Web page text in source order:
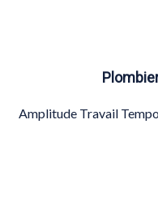
Amplitude Travail